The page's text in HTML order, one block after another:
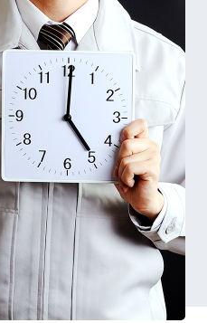
セス
0505
～ 17：00
祭日を除く）